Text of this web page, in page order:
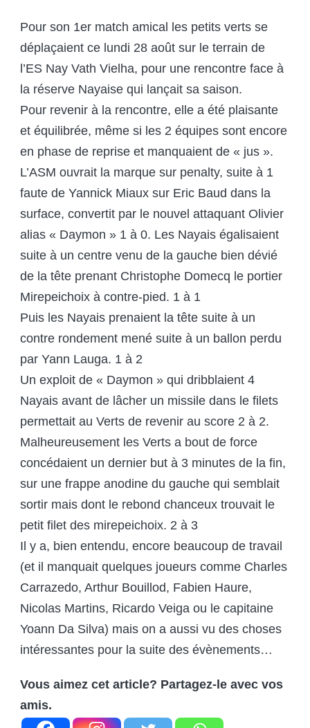
Pour son 1er match amical les petits verts se
déplaçaient ce lundi 28 août sur le terrain de
l’ES Nay Vath Vielha, pour une rencontre face à
la réserve Nayaise qui lançait sa saison.
Pour revenir à la rencontre, elle a été plaisante
et équilibrée, même si les 2 équipes sont encore
en phase de reprise et manquaient de « jus ».
L’ASM ouvrait la marque sur penalty, suite à 1
faute de Yannick Miaux sur Eric Baud dans la
surface, convertit par le nouvel attaquant Olivier
alias « Daymon » 1 à 0. Les Nayais égalisaient
suite à un centre venu de la gauche bien dévié
de la tête prenant Christophe Domecq le portier
Mirepeichoix à contre-pied. 1 à 1
Puis les Nayais prenaient la tête suite à un
contre rondement mené suite à un ballon perdu
par Yann Lauga. 1 à 2
Un exploit de « Daymon » qui dribblaient 4
Nayais avant de lâcher un missile dans le filets
permettait au Verts de revenir au score 2 à 2.
Malheureusement les Verts a bout de force
concédaient un dernier but à 3 minutes de la fin,
sur une frappe anodine du gauche qui semblait
sortir mais dont le rebond chanceux trouvait le
petit filet des mirepeichoix. 2 à 3
Il y a, bien entendu, encore beaucoup de travail
(et il manquait quelques joueurs comme Charles
Carrazedo, Arthur Bouillod, Fabien Haure,
Nicolas Martins, Ricardo Veiga ou le capitaine
Yoann Da Silva) mais on a aussi vu des choses
intéressantes pour la suite des évènements…
Vous aimez cet article? Partagez-le avec vos
amis.